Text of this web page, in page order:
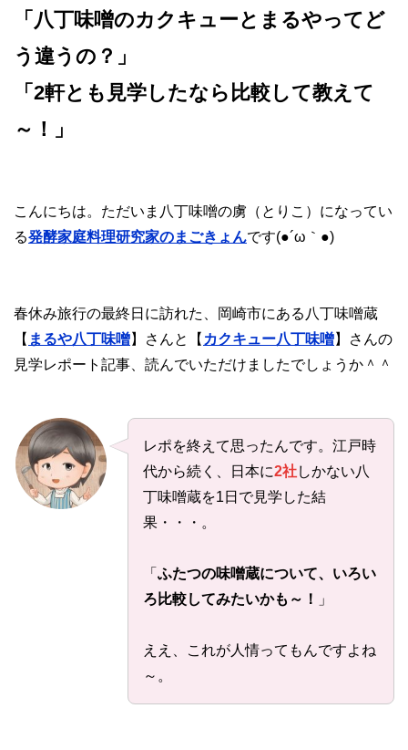
「八丁味噌のカクキューとまるやってど
う違うの？」
「2軒とも見学したなら比較して教えて
～！」
こんにちは。ただいま八丁味噌の虜（とりこ）になってい
る発酵家庭料理研究家のまごきょんです(●´ω｀●)
春休み旅行の最終日に訪れた、岡崎市にある八丁味噌蔵
【 まるや八丁味噌】さんと【 カクキュー八丁味噌】さんの
見学レポート記事、読んでいただけましたでしょうか＾＾
レポを終えて思ったんです。江戸時
代から続く、日本に2社しかない八
丁味噌蔵を1日で見学した結
果・・・。
「ふたつの味噌蔵について、いろい
ろ比較してみたいかも～！
」
ええ、これが人情ってもんですよね
～。